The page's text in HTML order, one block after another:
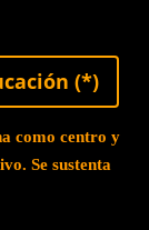
(*)
como centro y
Se sustenta